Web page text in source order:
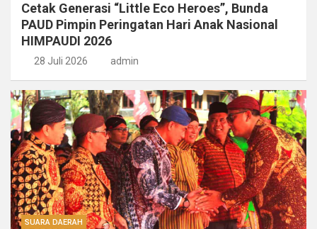
Cetak Generasi “Little Eco Heroes”, Bunda
PAUD Pimpin Peringatan Hari Anak Nasional
HIMPAUDI 2026
28 Juli 2026 admin
SUARA DAERAH